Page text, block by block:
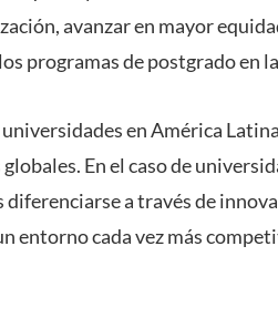
avanzar en mayor
programas de postgrado en
en América
En el caso de
diferenciarse a través de
entorno cada vez más